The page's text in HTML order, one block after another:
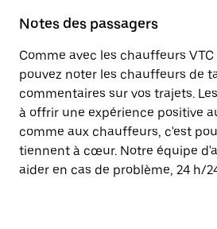
Notes des passagers
Comme avec les chauffeurs VTC
pouvez noter les chauffeurs de
commentaires sur vos trajets.
à offrir une expérience positive
comme aux chauffeurs, c'est
tiennent à cœur. Notre équipe
aider en cas de problème, 24 h/